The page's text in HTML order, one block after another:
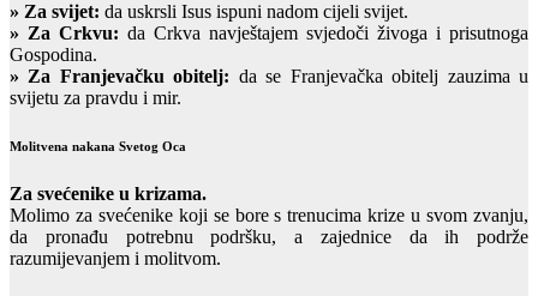
» Za svijet: da uskrsli Isus ispuni nadom cijeli svijet.
» Za Crkvu: da Crkva navještajem svjedoči živoga i prisutnoga
Gospodina.
» Za Franjevačku obitelj: da se Franjevačka obitelj zauzima u
svijetu za pravdu i mir.
Molitvena nakana Svetog Oca
Za svećenike u krizama.
Molimo za svećenike koji se bore s trenucima krize u svom zvanju,
da pronađu potrebnu podršku, a zajednice da ih podrže
razumijevanjem i molitvom.